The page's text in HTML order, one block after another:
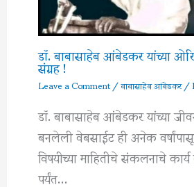
डॉ. बाबासाहेब आंबेडकर यांच्या
संग्रह !
Leave a Comment/बाबासाहेब आंबेडकर/
डॉ. बाबासाहेब आंबेडकर यांच्या
बनलेली वेबसाईट ही अनेक
विषयीच्या माहितीचे संकलनाचे
पर्यंत…